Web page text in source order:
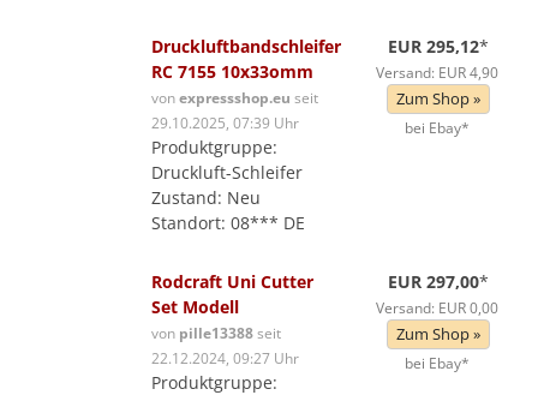
Druckluftbandschleifer
RC 7155 10x33omm
vonexpressshop.eu seit
29.10.2025, 07:39 Uhr
Produktgruppe:
Druckluft-Schleifer
Zustand: Neu
Standort: 08*** DE
EUR 295,12*
Versand: EUR 4,90
Zum Shop »
bei Ebay*
Rodcraft Uni Cutter
Set Modell
von pille13388seit
22.12.2024, 09:27 Uhr
Produktgruppe:
EUR 297,00*
Versand: EUR 0,00
Zum Shop »
bei Ebay*